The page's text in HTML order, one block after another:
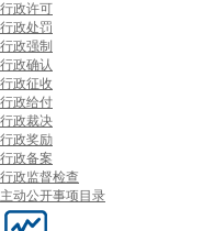
行政许可
行政处罚
行政强制
行政确认
行政征收
行政给付
行政裁决
行政奖励
行政备案
行政监督检查
主动公开事项目录